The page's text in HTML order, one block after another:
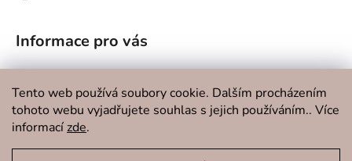
Tento web používá soubory cookie. Dalším procházením
tohoto webu vyjadřujete souhlas s jejich používáním.. Více
informací zde.
Informace pro vás
O značce
Doprava a platba
Kontakty
Obchodní podmínky